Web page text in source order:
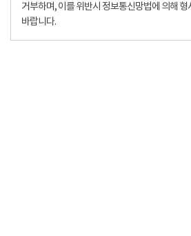
거부하며, 이를 위반시 정보통신망법에 의해 형
바랍니다.